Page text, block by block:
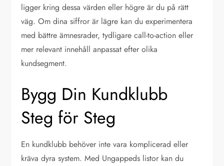
ligger kring dessa värden eller högre är du på rätt
väg. Om dina siffror är lägre kan du experimentera
med bättre ämnesrader, tydligare call-to-action eller
mer relevant innehåll anpassat efter olika
kundsegment.
Bygg Din Kundklubb
Steg för Steg
En kundklubb behöver inte vara komplicerad eller
kräva dyra system. Med Ungappeds listor kan du